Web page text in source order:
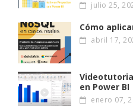
julio 25,
Cómo
abril 17,
en Power BI
enero 07,